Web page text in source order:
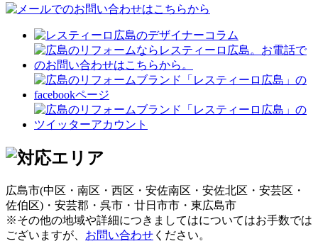
広島市(中区・南区・西区・安佐南区・安佐北区・安芸区・
佐伯区)・安芸郡・呉市・廿日市市・東広島市
※その他の地域や詳細につきましてはについてはお手数では
ございますが、 お問い合わせ ください。